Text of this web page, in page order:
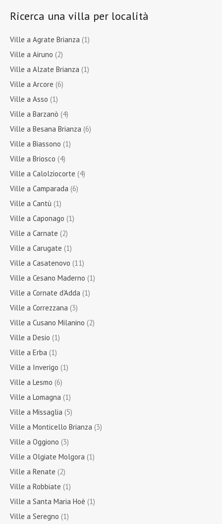
Ricerca una villa per località
Ville a Agrate Brianza (1)
Ville a Airuno (2)
Ville a Alzate Brianza (1)
Ville a Arcore (6)
Ville a Asso (1)
Ville a Barzanò (4)
Ville a Besana Brianza (6)
Ville a Biassono (1)
Ville a Briosco (4)
Ville a Calolziocorte (4)
Ville a Camparada (6)
Ville a Cantù (1)
Ville a Caponago (1)
Ville a Carnate (2)
Ville a Carugate (1)
Ville a Casatenovo (11)
Ville a Cesano Maderno (1)
Ville a Cornate d'Adda (1)
Ville a Correzzana (3)
Ville a Cusano Milanino (2)
Ville a Desio (1)
Ville a Erba (1)
Ville a Inverigo (1)
Ville a Lesmo (6)
Ville a Lomagna (1)
Ville a Missaglia (5)
Ville a Monticello Brianza (3)
Ville a Oggiono (3)
Ville a Olgiate Molgora (1)
Ville a Renate (2)
Ville a Robbiate (1)
Ville a Santa Maria Hoè (1)
Ville a Seregno (1)